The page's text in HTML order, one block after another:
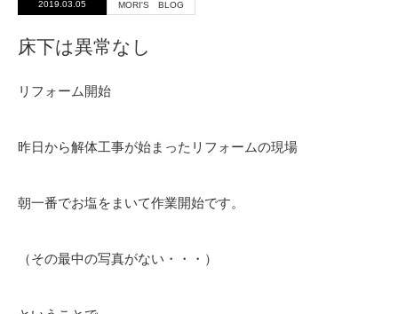
2019.03.05 MORI'S BLOG
床下は異常なし
リフォーム開始
昨日から解体工事が始まったリフォームの現場
朝一番でお塩をまいて作業開始です。
（その最中の写真がない・・・）